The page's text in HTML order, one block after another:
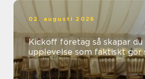
02. augusti 2026
Kickoff företag så skapar du en
upplevelse som faktiskt gör